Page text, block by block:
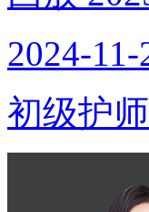
2024-
初级护师